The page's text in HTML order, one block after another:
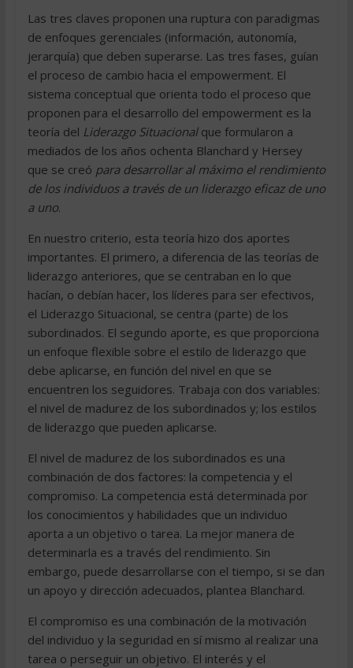
Las tres claves proponen una ruptura con paradigmas
de enfoques gerenciales (información, autonomía,
jerarquía) que deben superarse. Las tres fases, guían
el proceso de cambio hacia el empowerment. El
sistema conceptual que orienta todo el proceso que
proponen para el desarrollo del empowerment es la
teoría del Liderazgo Situacionalque formularon a
mediados de los años ochenta Blanchard y Hersey
que se creó para desarrollar al máximo el rendimiento
de los individuos a través de un liderazgo eficaz de uno
a uno.
En nuestro criterio, esta teoría hizo dos aportes
importantes. El primero, a diferencia de las teorías de
liderazgo anteriores, que se centraban en lo que
hacían, o debían hacer, los líderes para ser efectivos,
el Liderazgo Situacional, se centra (parte) de los
subordinados. El segundo aporte, es que proporciona
un enfoque flexible sobre el estilo de liderazgo que
debe aplicarse, en función del nivel en que se
encuentren los seguidores. Trabaja con dos variables:
el nivel de madurez de los subordinados y; los estilos
de liderazgo que pueden aplicarse.
El nivel de madurez de los subordinados es una
combinación de dos factores: la competencia y el
compromiso. La competencia está determinada por
los conocimientos y habilidades que un individuo
aporta a un objetivo o tarea. La mejor manera de
determinarla es a través del rendimiento. Sin
embargo, puede desarrollarse con el tiempo, si se dan
un apoyo y dirección adecuados, plantea Blanchard.
El compromiso es una combinación de la motivación
del individuo y la seguridad en sí mismo al realizar una
tarea o perseguir un objetivo. El interés y el